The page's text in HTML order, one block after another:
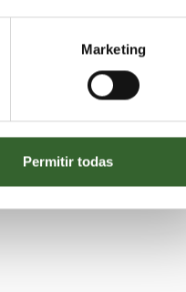
Marketing
Permitir todas